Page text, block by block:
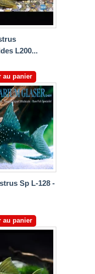
L200...
au panier
Sp L-128 -
au panier